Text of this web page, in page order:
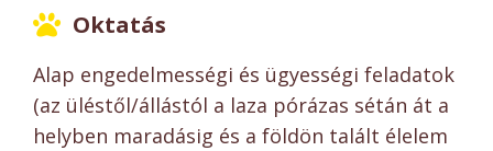
Oktatás
Alap engedelmességi és ügyességi feladatok
(az üléstől/állástól a laza pórázas sétán át a
helyben maradásig és a földön talált élelem